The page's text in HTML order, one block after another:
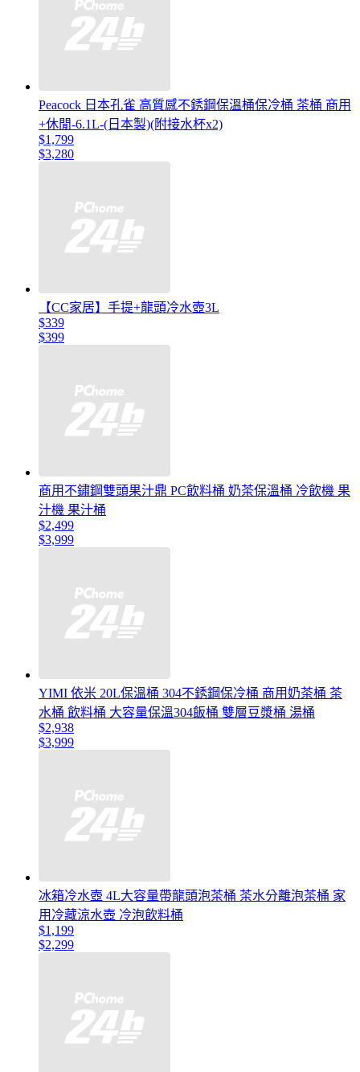
Peacock 日本孔雀 高質感不銹鋼保溫桶保冷桶 茶桶 商用
+休閒-6.1L-(日本製)(附接水杯x2)
$1,799
$3,280
【CC家居】手提+龍頭冷水壺3L
$339
$399
商用不鏽鋼雙頭果汁鼎 PC飲料桶 奶茶保溫桶 冷飲機 果
汁機 果汁桶
$2,499
$3,999
YIMI 依米 20L保溫桶 304不銹鋼保冷桶 商用奶茶桶 茶
水桶 飲料桶 大容量保溫304飯桶 雙層豆漿桶 湯桶
$2,938
$3,999
冰箱冷水壺 4L大容量帶龍頭泡茶桶 茶水分離泡茶桶 家
用冷藏涼水壺 冷泡飲料桶
$1,199
$2,299